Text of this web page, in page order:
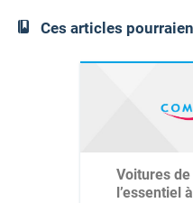
Ces articles
Voitures
l’essentiel